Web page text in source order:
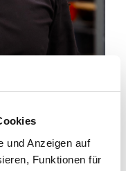
und Anzeigen auf
Funktionen für